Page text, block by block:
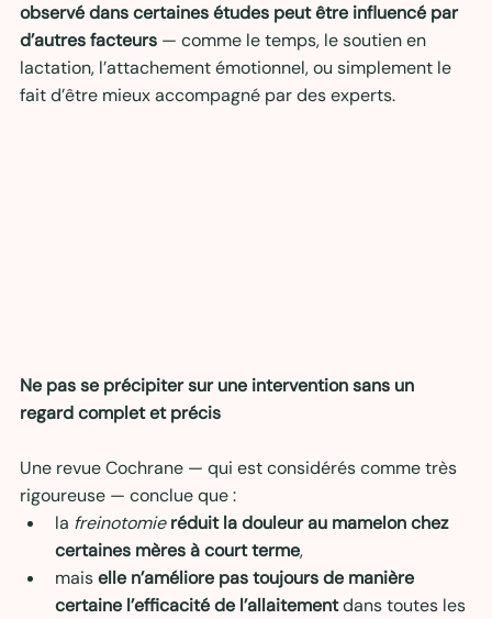
observé dans certaines études peut être influencé par
d’autres facteurs — comme le temps, le soutien en
lactation, l’attachement émotionnel, ou simplement le
fait d’être mieux accompagné par des experts.
Ne pas se précipiter sur une intervention sans un
regard complet et précis
Une revue Cochrane — qui est considérés comme très
rigoureuse — conclue que :
la freinotomie réduit la douleur au mamelon chez
certaines mères à court terme,
mais elle n’améliore pas toujours de manière
certaine l’efficacité de l’allaitement dans toutes les